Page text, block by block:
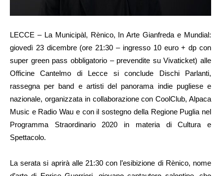
LECCE – La Municipàl, Rènico, In Arte Gianfreda e Mundial:
giovedì 23 dicembre (ore 21:30 – ingresso 10 euro + dp con
super green pass obbligatorio – prevendite su Vivaticket) alle
Officine Cantelmo di Lecce si conclude Dischi Parlanti,
rassegna per band e artisti del panorama indie pugliese e
nazionale, organizzata in collaborazione con CoolClub, Alpaca
Music e Radio Wau e con il sostegno della Regione Puglia nel
Programma Straordinario 2020 in materia di Cultura e
Spettacolo.
La serata si aprirà alle 21:30 con l’esibizione di Rènico, nome